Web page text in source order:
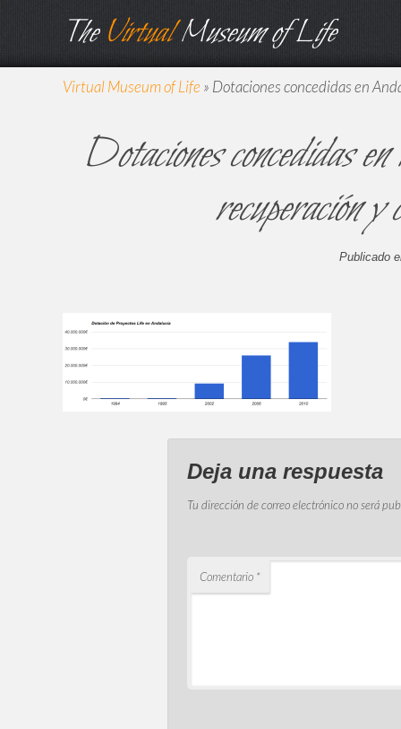
TheVirtualMuseum of Life
Virtual Museum of Life » Dotaciones concedidas en
Dotaciones concedidas
recuperación
Publicado
Deja una respuesta
Tu dirección de correo electrónico no será
Comentario *